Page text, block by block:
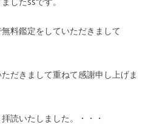
料鑑定をしていただきまして
だきまして重ねて感謝申し上げま
読いたしました。・・・